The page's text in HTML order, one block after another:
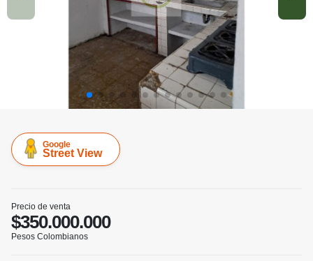
Google
Street View
Precio de venta
$350.000.000
Pesos Colombianos